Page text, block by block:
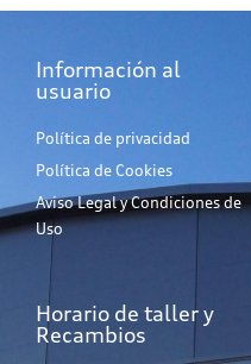
Información al
usuario
Política de privacidad
Política de Cookies
Aviso Legal y Condiciones de
Uso
Horario de taller y
Recambios